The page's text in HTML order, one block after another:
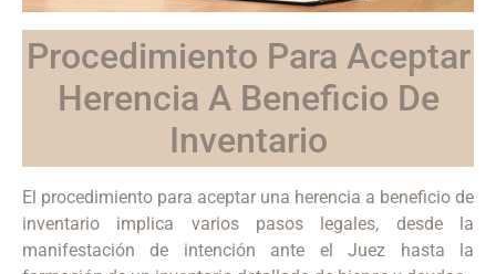
Procedimiento Para Aceptar
Herencia A Beneficio De
Inventario
El procedimiento para aceptar una herencia a beneficio de
inventario implica varios pasos legales, desde la
manifestación de intención ante el Juez hasta la